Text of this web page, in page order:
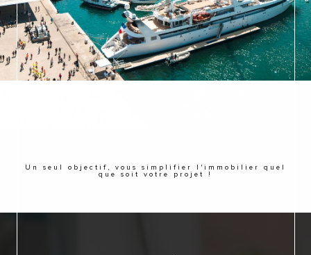
Un seul objectif, vous simplifier l'immobilier quel
que soit votre projet !